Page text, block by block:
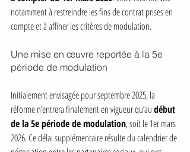
notamment à restreindre les fins de contrat prises en
compte et à affiner les critères de modulation.
Une mise en œuvre reportée à la 5e
période de modulation
Initialement envisagée pour septembre 2025, la
réforme n’entrera finalement en vigueur qu’au début
de la 5e période de modulation, soit le 1er mars
2026. Ce délai supplémentaire résulte du calendrier de